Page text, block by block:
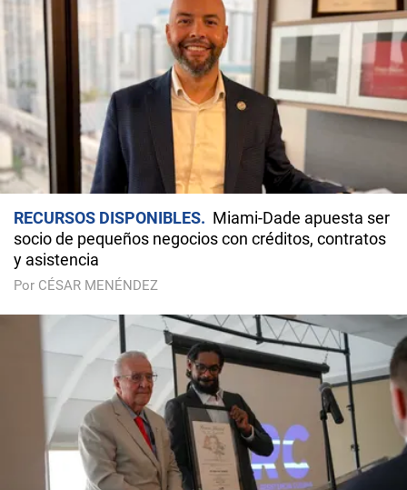
RECURSOS DISPONIBLES
Miami-Dade apuesta ser
socio de pequeños negocios con créditos, contratos
y asistencia
Por CÉSAR MENÉNDEZ